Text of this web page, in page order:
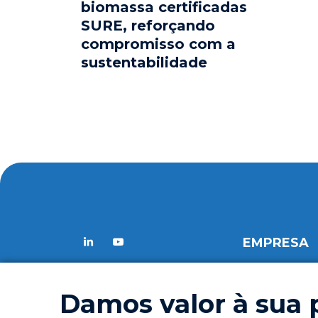
Damos valor à sua
biomassa certificadas
SURE, reforçando
compromisso com a
sustentabilidade
EMPRESA